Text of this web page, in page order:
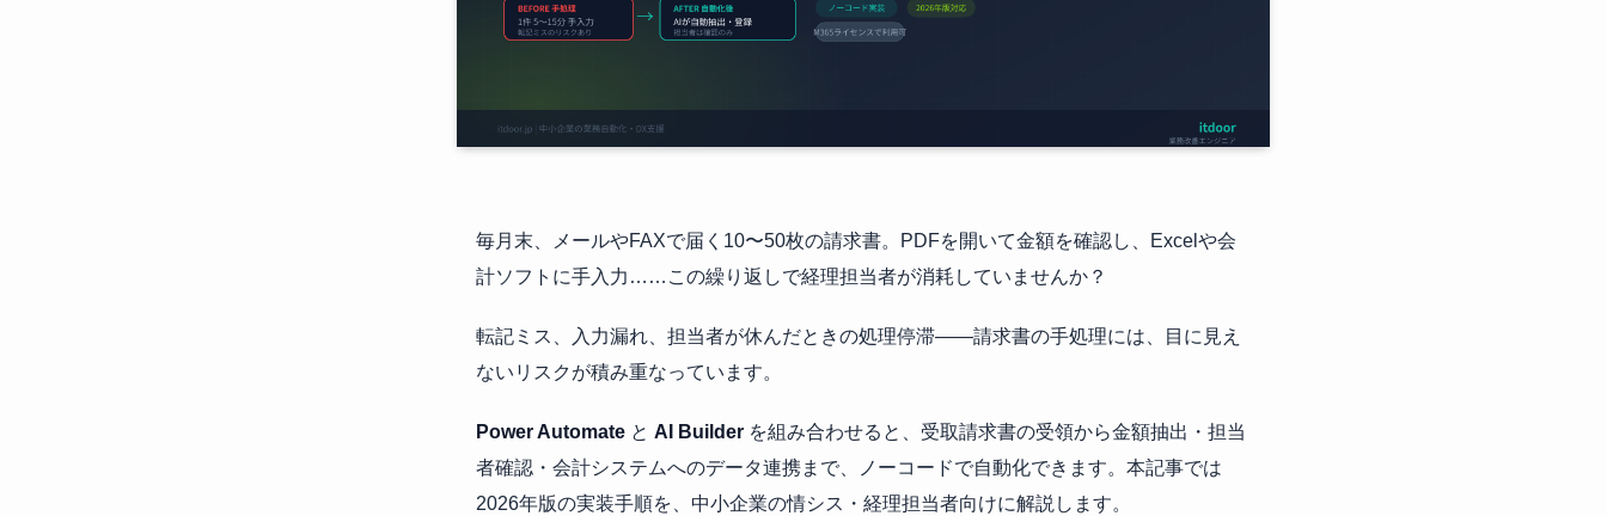
毎月末、メールやFAXで届く10〜50枚の請求書。PDFを開いて金額を確認し、Excelや会
計ソフトに手入力……この繰り返しで経理担当者が消耗していませんか？
転記ミス、入力漏れ、担当者が休んだときの処理停滞——請求書の手処理には、目に見え
ないリスクが積み重なっています。
Power Automate と AI Builder を組み合わせると、受取請求書の受領から金額抽出・担当
者確認・会計システムへのデータ連携まで、ノーコードで自動化できます。本記事では
2026年版の実装手順を、中小企業の情シス・経理担当者向けに解説します。